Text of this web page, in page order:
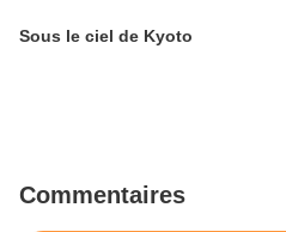
Sous le ciel de Kyoto
Commentaires